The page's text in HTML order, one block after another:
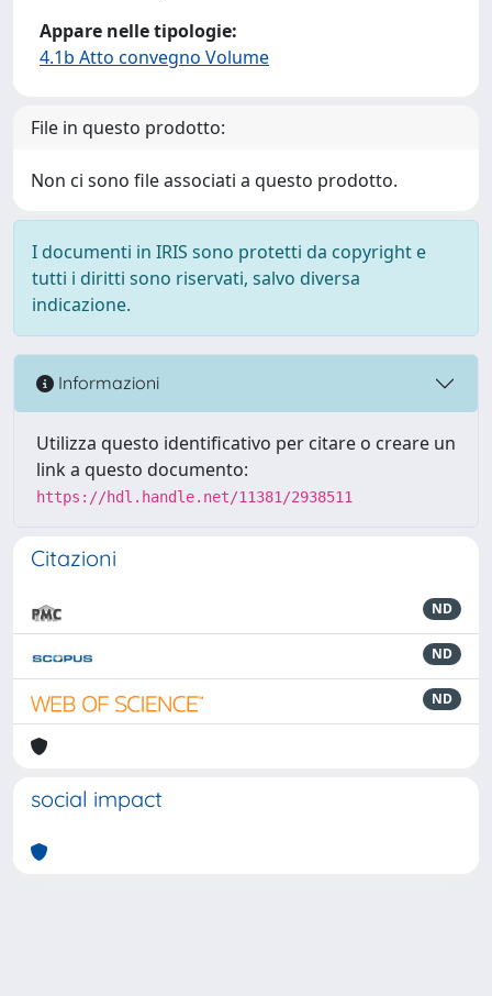
Appare nelle tipologie:
4.1b Atto convegno Volume
File in questo prodotto:
Non ci sono file associati a questo prodotto.
I documenti in IRIS sono protetti da copyright e
tutti i diritti sono riservati, salvo diversa
indicazione.
Informazioni
Utilizza questo identificativo per citare o creare un
link a questo documento:
https://hdl.handle.net/11381/2938511
Citazioni
ND
ND
ND
social impact